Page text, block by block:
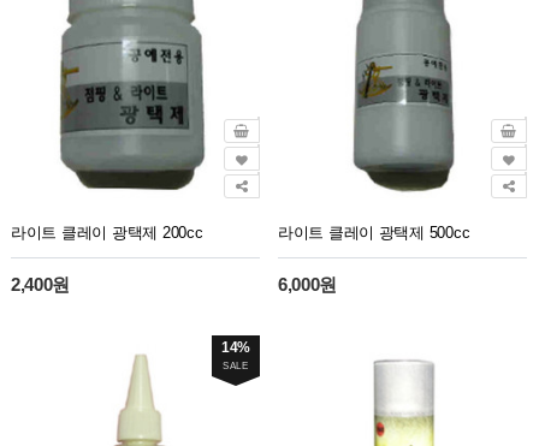
라이트 클레이 광택제 200cc
2,400원
라이트 클레이 광택제 500cc
6,000원
14%
SALE